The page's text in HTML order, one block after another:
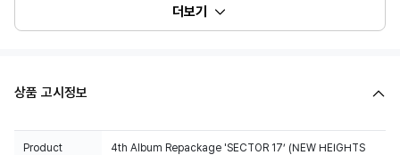
더보기
상품 고시정보
Product
4th Album Repackage 'SECTOR 17’ (NEW HEIGHTS